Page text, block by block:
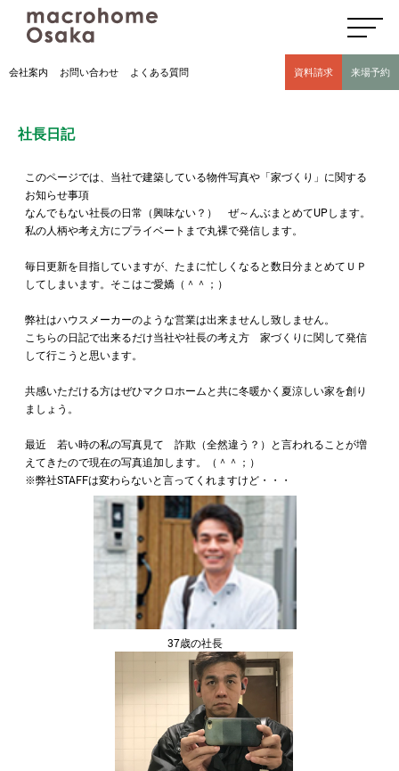
高気密高断熱住宅のマクロホーム大阪の社長日記(豊中市 モデルハウス有)
会社案内 お問い合わせ よくある質問 資料請求 来場予約
社長日記
このページでは、当社で建築している物件写真や「家づくり」に関する
お知らせ事項
なんでもない社長の日常（興味ない？） ぜ～んぶまとめてUPします。
私の人柄や考え方にプライベートまで丸裸で発信します。
毎日更新を目指していますが、たまに忙しくなると数日分まとめてＵＰ
してしまいます。そこはご愛嬌（＾＾；）
弊社はハウスメーカーのような営業は出来ませんし致しません。
こちらの日記で出来るだけ当社や社長の考え方 家づくりに関して発信
して行こうと思います。
共感いただける方はぜひマクロホームと共に冬暖かく夏涼しい家を創り
ましょう。
最近 若い時の私の写真見て 詐欺（全然違う？）と言われることが増
えてきたので現在の写真追加します。（＾＾；）
※弊社STAFFは変わらないと言ってくれますけど・・・
37歳の社長